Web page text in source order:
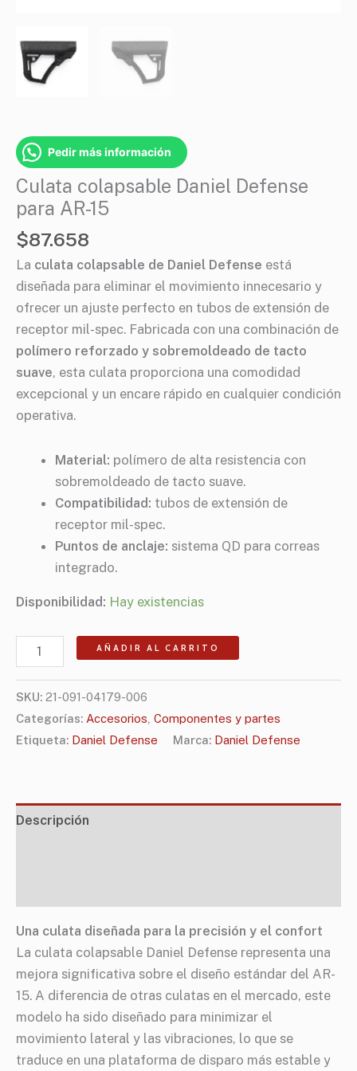
Pedir más información
Culata colapsable Daniel Defense
para AR-15
$87.658
La culata colapsable de Daniel Defense está
diseñada para eliminar el movimiento innecesario y
ofrecer un ajuste perfecto en tubos de extensión de
receptor mil-spec. Fabricada con una combinación de
polímero reforzado y sobremoldeado de tacto
suave, esta culata proporciona una comodidad
excepcional y un encare rápido en cualquier condición
operativa.
Material: polímero de alta resistencia con
sobremoldeado de tacto suave.
Compatibilidad: tubos de extensión de
receptor mil-spec.
Puntos de anclaje: sistema QD para correas
integrado.
Disponibilidad: Hay existencias
cantidad
AÑADIR AL CARRITO
SKU: 21-091-04179-006
Categorías: Accesorios, Componentes y partes
Etiqueta: Daniel Defense Marca: Daniel Defense
Descripción
Una culata diseñada para la precisión y el confort
La culata colapsable Daniel Defense representa una
mejora significativa sobre el diseño estándar del AR-
15. A diferencia de otras culatas en el mercado, este
modelo ha sido diseñado para minimizar el
movimiento lateral y las vibraciones, lo que se
traduce en una plataforma de disparo más estable y